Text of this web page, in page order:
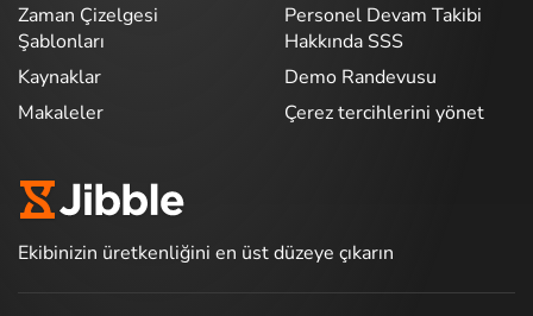
Zaman Çizelgesi
Şablonları
Kaynaklar
Makaleler
Personel Devam Takibi
Hakkında SSS
Demo Randevusu
Çerez tercihlerini yönet
Ekibinizin üretkenliğini en üst düzeye çıkarın